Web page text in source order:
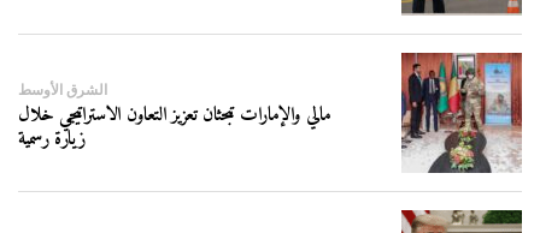
الشرق الأوسط
مالي والإمارات تبحثان تعزيز التعاون الاستراتيجي خلال
زيارة رسمية